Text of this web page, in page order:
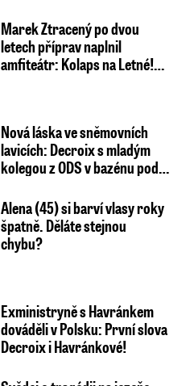
Marek Ztracený po dvou
letech příprav naplnil
amfiteátr: Kolaps na Letné!…
Nová láska ve sněmovních
lavicích: Decroix s mladým
kolegou z ODS v bazénu pod…
Alena (45) si barví vlasy roky
špatně. Děláte stejnou
chybu?
Exministryně s Havránkem
dováděli v Polsku: První slova
Decroix i Havránkové!